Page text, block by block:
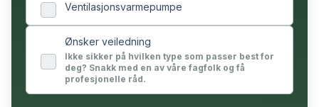
Ventilasjonsvarmepumpe
Ønsker veiledning
Ikke sikker på hvilken type som passer best for
deg? Snakk med en av våre fagfolk og få
profesjonelle råd.